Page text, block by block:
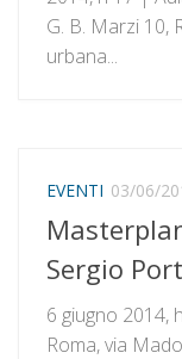
G. B. Marzi 10,
urbana...
EVENTI 03/06/
Sergio
6 giugno 2014,
Roma, via